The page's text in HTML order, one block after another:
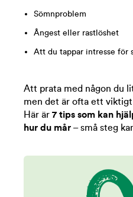
Sömnproblem
Ångest eller rastlöshet
Att du tappar intresse för
Att prata med någon du
men det är ofta ett
Här är 7 tips som kan
hur du mår – små steg